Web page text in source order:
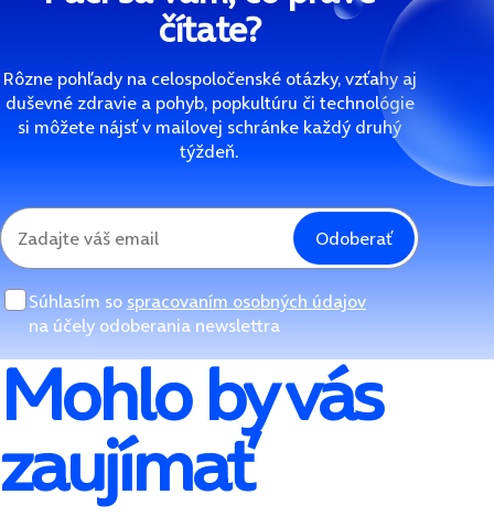
čítate?
Rôzne pohľady na celospoločenské otázky, vzťahy aj
duševné zdravie a pohyb, popkultúru či technológie
si môžete nájsť v mailovej schránke každý druhý
týždeň.
Odoberať
Súhlasím so spracovaním osobných údajov
na účely odoberania newslettra
Mohlo by vás
zaujímať